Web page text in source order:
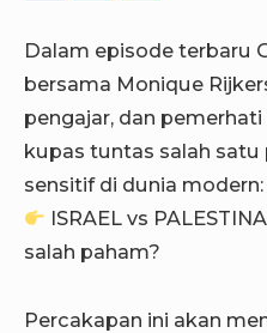
Dalam episode terbaru
bersama Monique
pengajar, dan
kupas tuntas salah satu
sensitif di dunia modern:
ISRAEL vs
salah paham?
Percakapan ini akan